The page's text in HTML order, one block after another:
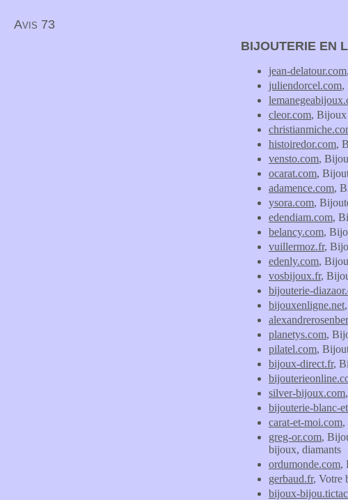
Avis 73
BIJOUTERIE EN
jean-delatour.com
juliendorcel.com,
cleor.com, Bijoux
histoiredor.com,
vensto.com,
ocarat.com,
adamence.com,
ysora.com,
edendiam.com,
belancy.com,
vuillermoz.fr,
edenly.com,
vosbijoux.fr,
bijouterie-
bijouxenligne.net
planetys.com,
pilatel.com,
bijoux-direct.fr,
silver-bijoux.com
bijouterie-blanc-
carat-et-moi.com,
greg-or.com,
bijoux, diamants
ordumonde.com,
gerbaud.fr, Votre
bijoux-